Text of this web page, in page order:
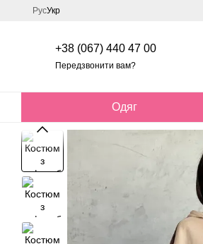
Перейти до основного контенту
РусУкр
+38 (067) 440 47 00
Передзвонити вам?
Одяг